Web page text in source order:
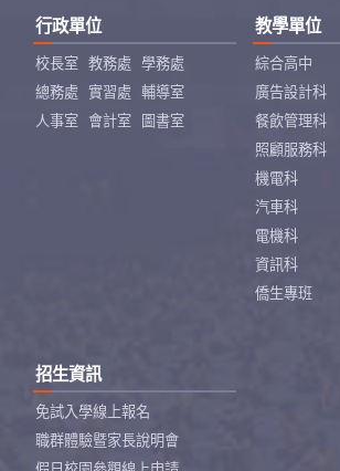
行政單位
校長室 教務處
學務處
總務處
實習處
輔導室
人事室
會計室 圖書室
教學單位
綜合高中
廣告設計科
餐飲管理科
照顧服務科
機電科
汽車科
電機科
資訊科
僑生專班
招生資訊
免試入學線上報名
職群體驗暨家長說明會